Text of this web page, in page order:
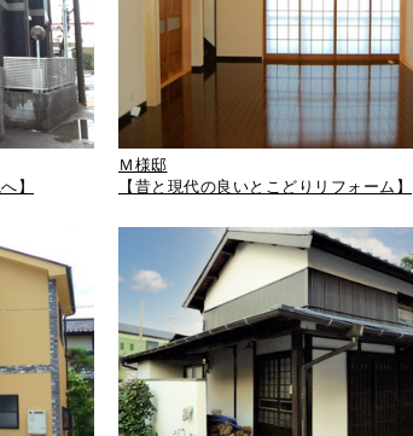
】
Ｍ様邸
【昔と現代の良いとこどりリフォーム】